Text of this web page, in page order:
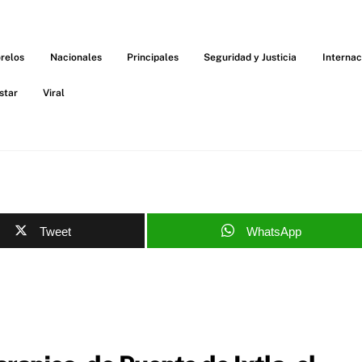
Nacionales Principales Seguridad y Justicia
Viral
Tweet WhatsApp